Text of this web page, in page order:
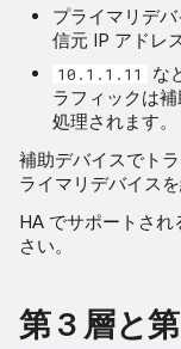
プライマリデバ
信元 IP アドレ
10.1.1.11
な
ラフィックは
処理されます。
補助デバイスでト
ライマリデバイス
HA でサポートさ
さい。
第 3 層と